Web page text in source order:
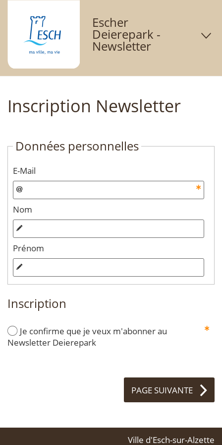
Escher
Deierepark -
Newsletter
Inscription Newsletter
Données personnelles
E-Mail
Nom
Prénom
Inscription
Je confirme que je veux m'abonner au
Newsletter Deierepark
PAGE SUIVANTE
Ville d'Esch-sur-Alzette